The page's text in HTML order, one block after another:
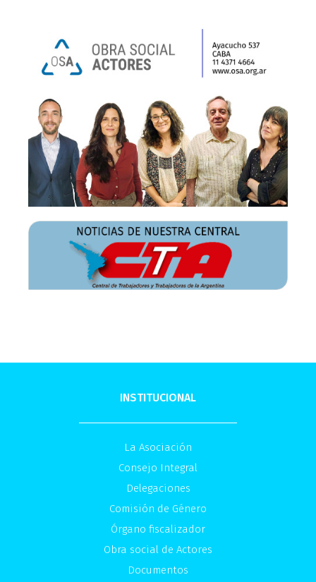
INSTITUCIONAL
La Asociación
Consejo Integral
Delegaciones
Comisión de Género
Órgano fiscalizador
Obra social de Actores
Documentos